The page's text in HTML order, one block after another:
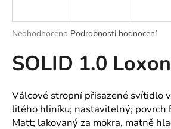
Průměrné
produktu
je
z
5
hvězdiček.
Neohodnoceno Podrobnosti hodnocení
SOLID 1.0
Válcové stropní přisazené svítidlo
litého hliníku; nastavitelný; povrch
Matt; lakovaný za mokra, matně
j
t
?